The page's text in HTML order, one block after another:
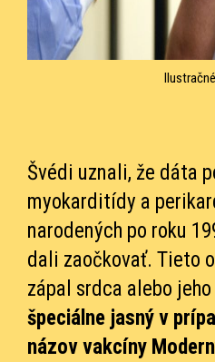
Švédi uznali, že dáta
myokarditídy a
narodených po roku
dali zaočkovať. Tieto
zápal srdca alebo
špeciálne jasný v
názov vakcíny